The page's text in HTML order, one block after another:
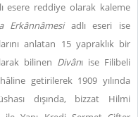
esere reddiye olarak kaleme
Erkânnâmesiadlı eseri ise
anlatan 15 yapraklık bir
bilinen Divânı ise Filibeli
getirilerek 1909 yılında
dışında, bizzat Hilmi